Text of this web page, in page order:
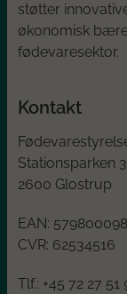
støtter
økonomisk
fødevaresektor.
Kontakt
Stationsparken
2600 Glostrup
EAN:
CVR: 62534516
Tlf.: +45 72 27 51